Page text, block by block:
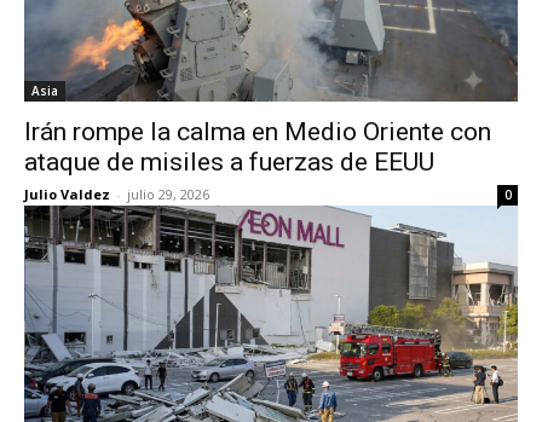
Asia
Irán rompe la calma en Medio Oriente con
ataque de misiles a fuerzas de EEUU
Julio Valdez - julio 29, 2026 0